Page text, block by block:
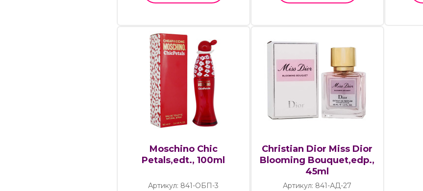
Moschino Chic
Petals,edt., 100ml
Артикул: 841-ОБП-3
Christian Dior Miss Dior
Blooming Bouquet,edp.,
45ml
Артикул: 841-АД-27